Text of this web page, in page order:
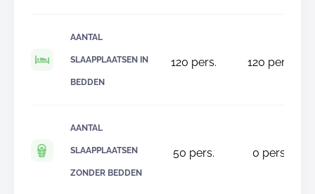
AANTAL
SLAAPPLAATSEN IN
BEDDEN
120 pers. 120 pers.
AANTAL
SLAAPPLAATSEN
ZONDER BEDDEN
50 pers. 0 pers.